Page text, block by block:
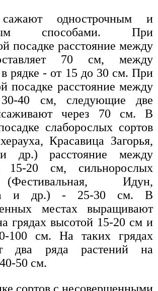
сажают однострочным и
способами. При
посадке расстояние между
70 см, между
рядке - от 15 до 30 см. При
посадке расстояние между
30-40 см, следующие две
через 70 см. В
слаборослых сортов
Красавица Загорья,
др.) расстояние между
15-20 см, сильнорослых
Идун,
и др.) - 25-30 см. В
местах выращивают
грядах высотой 15-20 см и
100 см. На таких грядах
два ряда растений на
50 см.
сортов с несовершенными